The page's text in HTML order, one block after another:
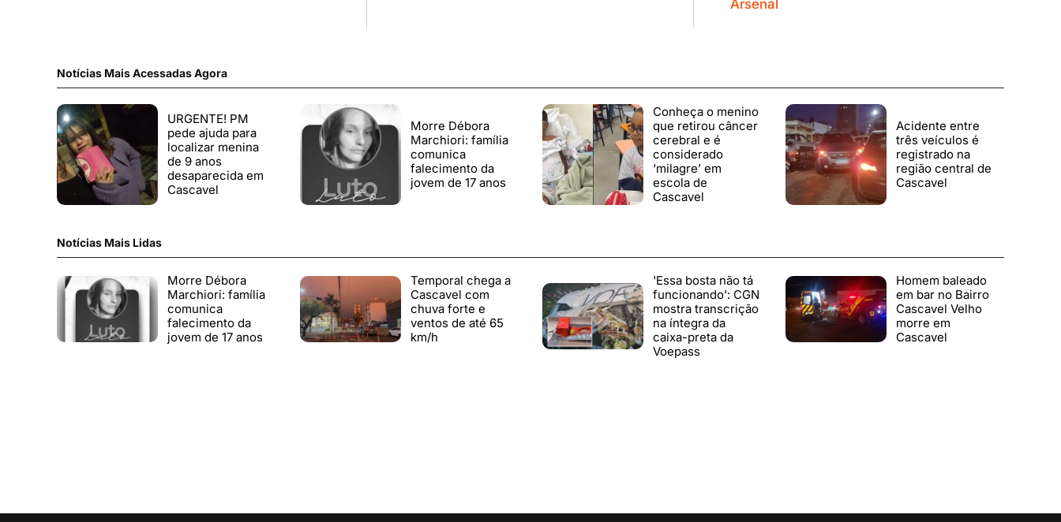
Arsenal
Notícias Mais Acessadas Agora
URGENTE! PM
pede ajuda para
localizar menina
de 9 anos
desaparecida em
Cascavel
Morre Débora
Marchiori: família
comunica
falecimento da
jovem de 17 anos
Conheça o menino
que retirou câncer
cerebral e é
considerado
‘milagre’ em
escola de
Cascavel
Acidente entre
três veículos é
registrado na
região central de
Cascavel
Notícias Mais Lidas
Morre Débora
Marchiori: família
comunica
falecimento da
jovem de 17 anos
Temporal chega a
Cascavel com
chuva forte e
ventos de até 65
km/h
'Essa bosta não tá
funcionando': CGN
mostra transcrição
na íntegra da
caixa-preta da
Voepass
Homem baleado
em bar no Bairro
Cascavel Velho
morre em
Cascavel